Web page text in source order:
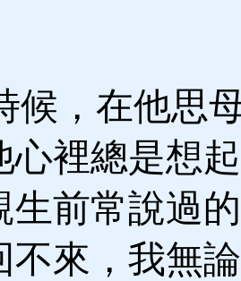
，在他思
心裡總是想
生前常說過
不來，我無